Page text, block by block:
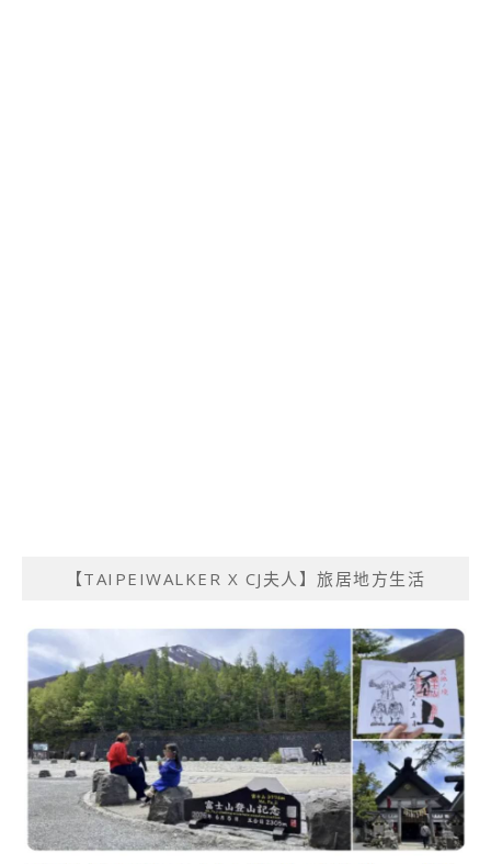
【TAIPEIWALKER X CJ夫人】旅居地方生活